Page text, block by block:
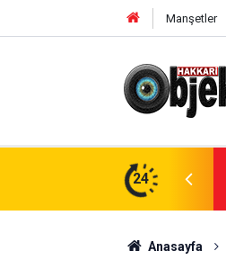
Manşetler
24
Ele Geçirildi
Anasayfa